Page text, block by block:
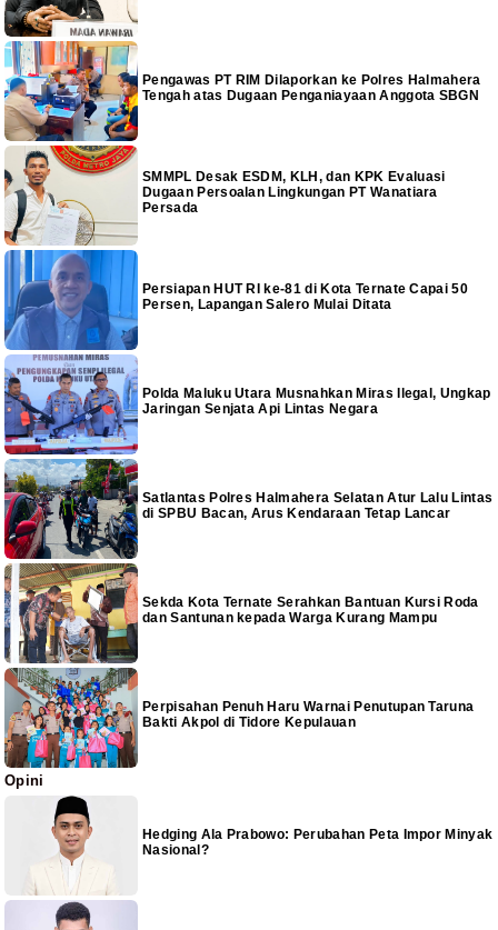
Pengawas PT RIM Dilaporkan ke Polres Halmahera
Tengah atas Dugaan Penganiayaan Anggota SBGN
SMMPL Desak ESDM, KLH, dan KPK Evaluasi
Dugaan Persoalan Lingkungan PT Wanatiara
Persada
Persiapan HUT RI ke-81 di Kota Ternate Capai 50
Persen, Lapangan Salero Mulai Ditata
Polda Maluku Utara Musnahkan Miras Ilegal, Ungkap
Jaringan Senjata Api Lintas Negara
Satlantas Polres Halmahera Selatan Atur Lalu Lintas
di SPBU Bacan, Arus Kendaraan Tetap Lancar
Sekda Kota Ternate Serahkan Bantuan Kursi Roda
dan Santunan kepada Warga Kurang Mampu
Perpisahan Penuh Haru Warnai Penutupan Taruna
Bakti Akpol di Tidore Kepulauan
Opini
Hedging Ala Prabowo: Perubahan Peta Impor Minyak
Nasional?